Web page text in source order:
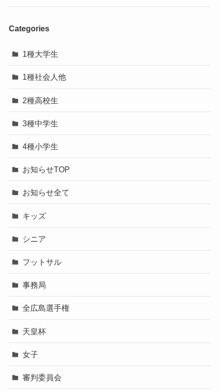
Categories
1種大学生
1種社会人他
2種高校生
3種中学生
4種小学生
お知らせTOP
お知らせ全て
キッズ
シニア
フットサル
事務局
全広島選手権
天皇杯
女子
審判委員会